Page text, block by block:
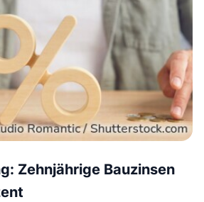
Zehnjährige Bauzinsen